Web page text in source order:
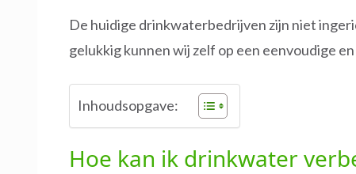
De huidige drinkwaterbedrijven zijn niet
gelukkig kunnen wij zelf op een eenvoudige
Inhoudsopgave:
Hoe kan ik drinkwater